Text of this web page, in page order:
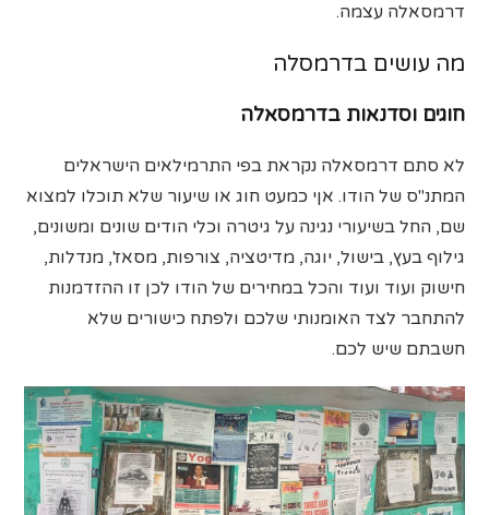
דרמסאלה עצמה.
מה עושים בדרמסלה
חוגים וסדנאות בדרמסאלה
לא סתם דרמסאלה נקראת בפי התרמילאים הישראלים
המתנ"ס של הודו. אןי כמעט חוג או שיעור שלא תוכלו למצוא
שם, החל בשיעורי נגינה על גיטרה וכלי הודים שונים ומשונים,
גילוף בעץ, בישול, יוגה, מדיטציה, צורפות, מסאז', מנדלות,
חישוק ועוד ועוד והכל במחירים של הודו לכן זו ההזדמנות
להתחבר לצד האומנותי שלכם ולפתח כישורים שלא
חשבתם שיש לכם.